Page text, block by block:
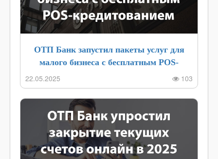
ОТП Банк запустил пакеты услуг для
малого бизнеса с бесплатным POS-
22.05.2025 103